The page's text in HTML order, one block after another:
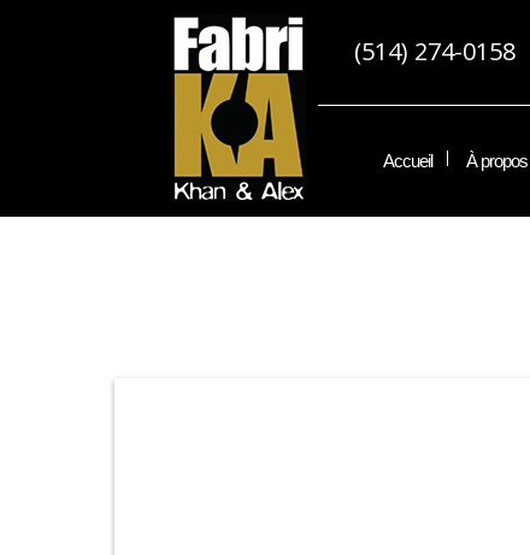
(514) 274-0158
Accueil À propos